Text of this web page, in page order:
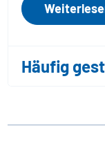
Häufig